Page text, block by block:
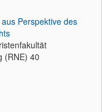
Perspektive des
(RNE) 40